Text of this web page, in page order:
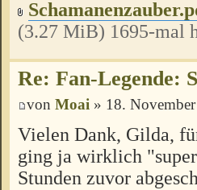
(3.27 MiB) 1695-mal
Re: Fan-Legende:
von Moai » 18.
Vielen Dank, Gilda,
ging ja wirklich
Stunden zuvor